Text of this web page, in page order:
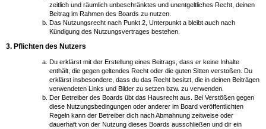
zeitlich und räumlich unbeschränktes und unentgeltliches Recht, deinen
Beitrag im Rahmen des Boards zu nutzen.
Das Nutzungsrecht nach Punkt 2, Unterpunkt a bleibt auch nach
Kündigung des Nutzungsvertrages bestehen.
3. Pflichten des Nutzers
Du erklärst mit der Erstellung eines Beitrags, dass er keine Inhalte
enthält, die gegen geltendes Recht oder die guten Sitten verstoßen. Du
erklärst insbesondere, dass du das Recht besitzt, die in deinen Beiträgen
verwendeten Links und Bilder zu setzen bzw. zu verwenden.
Der Betreiber des Boards übt das Hausrecht aus. Bei Verstößen gegen
diese Nutzungsbedingungen oder anderer im Board veröffentlichten
Regeln kann der Betreiber dich nach Abmahnung zeitweise oder
dauerhaft von der Nutzung dieses Boards ausschließen und dir ein